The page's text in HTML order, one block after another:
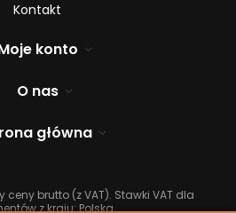
Kontakt
konto
O nas
główna
ceny brutto (z VAT). Stawki VAT dla
z kraju:Polska.